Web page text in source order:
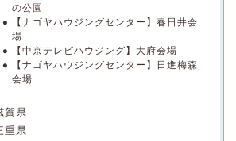
の公園
【ナゴヤハウジングセンター】春日井会
場
【中京テレビハウジング】大府会場
【ナゴヤハウジングセンター】日進梅森
会場
賀県
重県